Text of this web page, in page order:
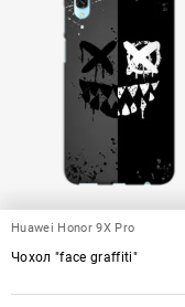
Huawei Honor 9X Pro
Чохол "face graffiti"